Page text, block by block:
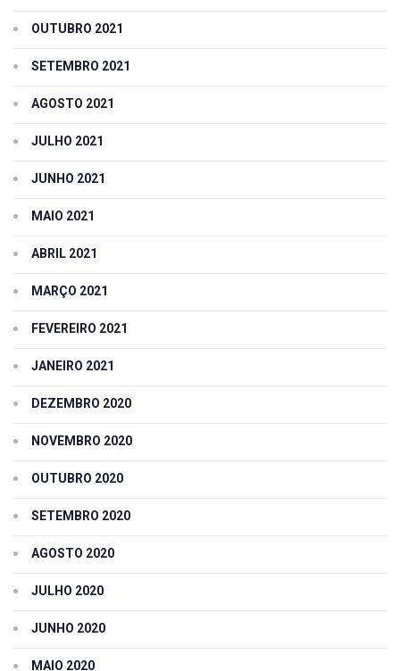
OUTUBRO 2021
SETEMBRO 2021
AGOSTO 2021
JULHO 2021
JUNHO 2021
MAIO 2021
ABRIL 2021
MARÇO 2021
FEVEREIRO 2021
JANEIRO 2021
DEZEMBRO 2020
NOVEMBRO 2020
OUTUBRO 2020
SETEMBRO 2020
AGOSTO 2020
JULHO 2020
JUNHO 2020
MAIO 2020